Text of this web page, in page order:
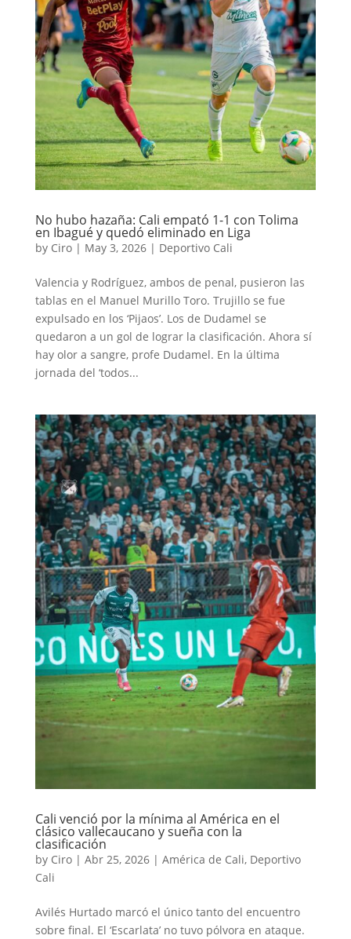
No hubo hazaña: Cali empató 1-1 con Tolima
en Ibagué y quedó eliminado en Liga
by Ciro| May 3, 2026| Deportivo Cali
Valencia y Rodríguez, ambos de penal, pusieron las
tablas en el Manuel Murillo Toro. Trujillo se fue
expulsado en los ‘Pijaos’. Los de Dudamel se
quedaron a un gol de lograr la clasificación. Ahora sí
hay olor a sangre, profe Dudamel. En la última
jornada del ‘todos...
Cali venció por la mínima al América en el
clásico vallecaucano y sueña con la
clasificación
by Ciro| Abr 25, 2026| América de Cali, Deportivo
Cali
Avilés Hurtado marcó el único tanto del encuentro
sobre final. El ‘Escarlata’ no tuvo pólvora en ataque.